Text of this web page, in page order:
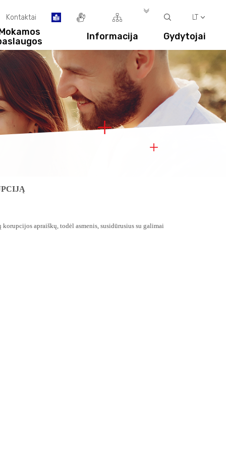
Kontaktai LT
Informacija Gydytojai
apraiškų, todėl asmenis, susidūrusius su galimai